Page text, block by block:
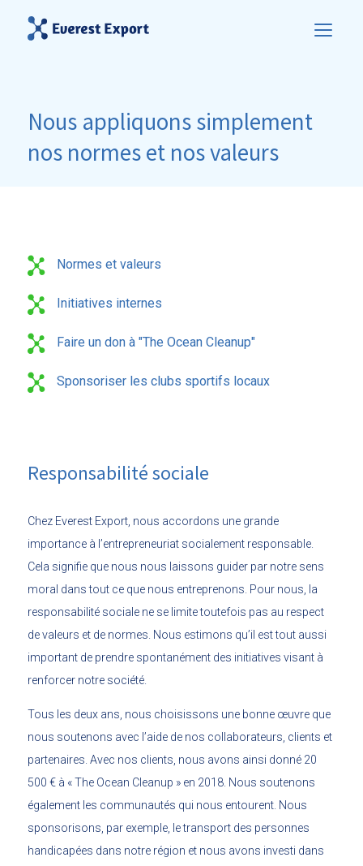
Nous appliquons simplement
nos normes et nos valeurs
Normes et valeurs
Initiatives internes
Faire un don à "The Ocean Cleanup"
Sponsoriser les clubs sportifs locaux
Responsabilité sociale
Chez Everest Export, nous accordons une grande
importance à l’entrepreneuriat socialement responsable.
Cela signifie que nous nous laissons guider par notre sens
moral dans tout ce que nous entreprenons. Pour nous, la
responsabilité sociale ne se limite toutefois pas au respect
de valeurs et de normes. Nous estimons qu’il est tout aussi
important de prendre spontanément des initiatives visant à
renforcer notre société.
Tous les deux ans, nous choisissons une bonne œuvre que
nous soutenons avec l’aide de nos collaborateurs, clients et
partenaires. Avec nos clients, nous avons ainsi donné 20
500 € à « The Ocean Cleanup » en 2018. Nous soutenons
également les communautés qui nous entourent. Nous
sponsorisons, par exemple, le transport des personnes
handicapées dans notre région et nous avons investi dans